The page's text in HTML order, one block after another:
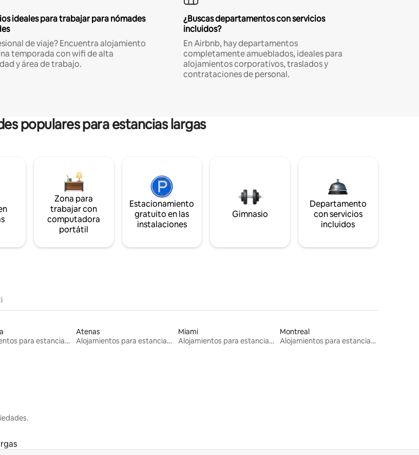
ideales para trabajar para nómades
de viaje? Encuentra alojamiento
temporada con wifi de alta
y área de trabajo.
¿Buscas departamentos con servicios
incluidos?
En Airbnb, hay departamentos
completamente amueblados, ideales para
alojamientos corporativos, traslados y
contrataciones de personal.
populares para estancias largas
Zona para
trabajar con
computadora
portátil
Estacionamiento
gratuito en las
instalaciones
Gimnasio
Departamento
con servicios
incluidos
Alojamientos para estancias largas
Atenas
Alojamientos para estancias largas
Miami
Alojamientos para estancias largas
Montreal
Alojamientos para estancias largas